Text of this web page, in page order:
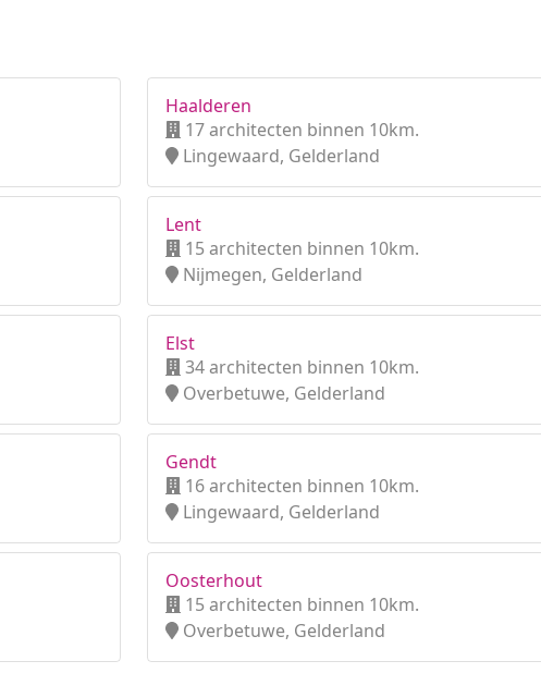
Haalderen
17 architecten binnen 10km.
Lingewaard, Gelderland
Lent
15 architecten binnen 10km.
Nijmegen, Gelderland
Elst
34 architecten binnen 10km.
Overbetuwe, Gelderland
Gendt
16 architecten binnen 10km.
Lingewaard, Gelderland
Oosterhout
15 architecten binnen 10km.
Overbetuwe, Gelderland